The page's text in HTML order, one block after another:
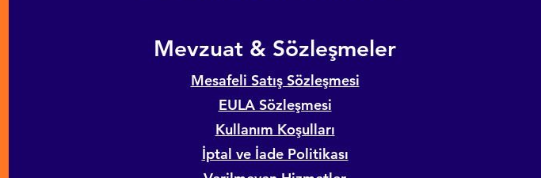
​Mevzuat & Sözleşmeler
Mesafeli Satış Sözleşmesi
EULA Sözleşmesi
Kullanım Koşulları
İptal ve İade Politikası